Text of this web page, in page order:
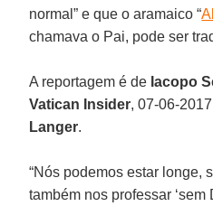
normal” e que o aramaico “
chamava o Pai, pode ser
A reportagem é de Iacopo
Vatican Insider, 07-06-
Langer.
“Nós podemos estar longe,
também nos professar ‘sem